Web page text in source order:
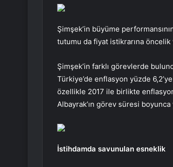
Şimşek’in büyüme
tutumu da fiyat istikrarına
Şimşek’in farklı görevlerde
Türkiye’de enflasyon yüzde
özellikle 2017 ile birlikte
Albayrak’ın görev süresi
İstihdamda savunulan esneklik